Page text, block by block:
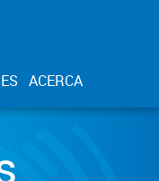
ACERCA